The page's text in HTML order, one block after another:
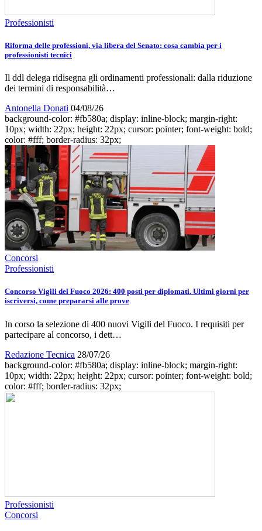
Professionisti
Riforma delle professioni, via libera del Senato: cosa cambia per i
professionisti tecnici
Il ddl delega ridisegna gli ordinamenti professionali: dalla riduzione
dei termini di responsabilità…
Antonella Donati 04/08/26
background-color: #fb580a; display: inline-block; margin-right:
10px; width: 22px; height: 22px; cursor: pointer; font-weight: bold;
color: #fff; border-radius: 32px;
Concorsi
Professionisti
Concorso Vigili del Fuoco 2026: 400 posti per diplomati. Ultimi giorni per
iscriversi, come prepararsi alle prove
In corso la selezione di 400 nuovi Vigili del Fuoco. I requisiti per
partecipare al concorso, i dett…
Redazione Tecnica 28/07/26
background-color: #fb580a; display: inline-block; margin-right:
10px; width: 22px; height: 22px; cursor: pointer; font-weight: bold;
color: #fff; border-radius: 32px;
Professionisti
Concorsi